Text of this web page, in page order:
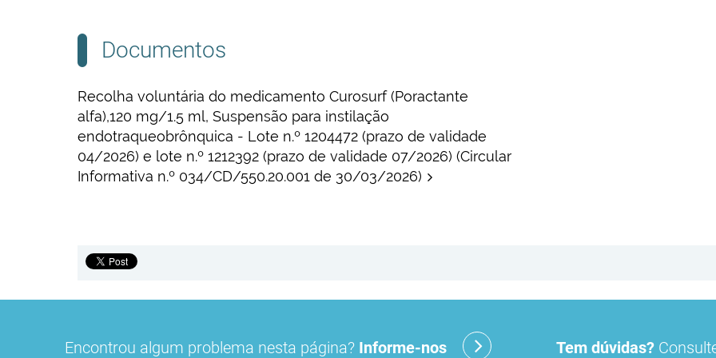
Documentos
Recolha voluntária do medicamento Curosurf (Poractante
alfa),120 mg/1.5 ml, Suspensão para instilação
endotraqueobrônquica - Lote n.º 1204472 (prazo de validade
04/2026) e lote n.º 1212392 (prazo de validade 07/2026) (Circular
Informativa n.º 034/CD/550.20.001 de 30/03/2026)
Encontrou algum problema nesta página? Informe-nos Tem dúvidas?